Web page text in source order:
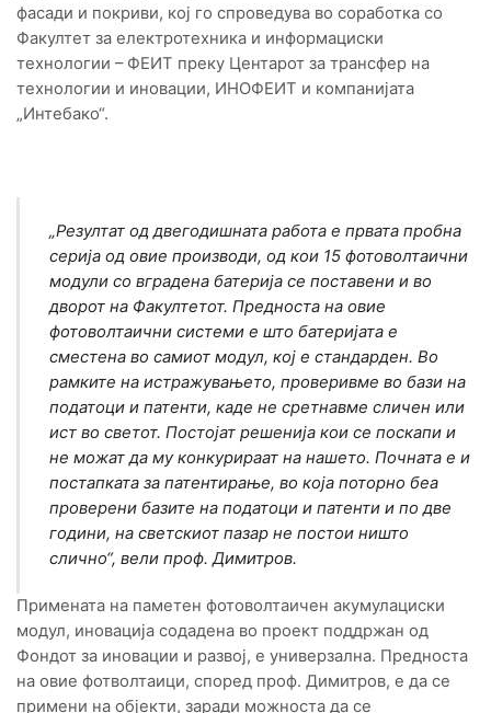
фасади и покриви, кој го спроведува во соработка со
Факултет за електротехника и информациски
технологии – ФЕИТ преку Центарот за трансфер на
технологии и иновации, ИНОФЕИТ и компанијата
„Интебако“.
„Резултат од двегодишната работа е првата пробна
серија од овие производи, од кои 15 фотоволтаични
модули со вградена батерија се поставени и во
дворот на Факултетот. Предноста на овие
фотоволтаични системи е што батеријата е
сместена во самиот модул, кој е стандарден. Во
рамките на истражувањето, проверивме во бази на
податоци и патенти, каде не сретнавме сличен или
ист во светот. Постојат решенија кои се поскапи и
не можат да му конкурираат на нашето. Почната е и
постапката за патентирање, во која поторно беа
проверени базите на податоци и патенти и по две
години, на светскиот пазар не постои ништо
слично“, вели проф. Димитров.
Примената на паметен фотоволтаичен акумулациски
модул, иновација содадена во проект поддржан од
Фондот за иновации и развој, е универзална. Предноста
на овие фотволтаици, според проф. Димитров, е да се
примени на објекти, заради можноста да се